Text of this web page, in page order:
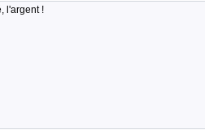
l'argent !